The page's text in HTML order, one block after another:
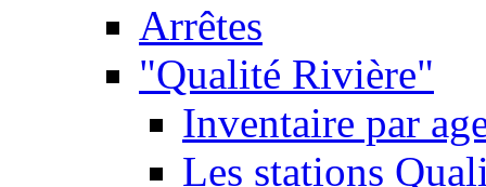
Arrêtes
"Qualité Rivière"
Inventaire par
Les stations